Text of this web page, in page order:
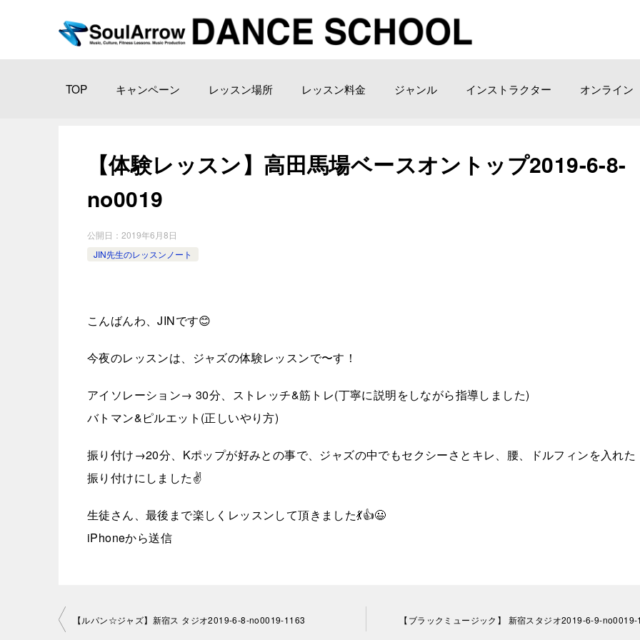
TOP キャンペーン レッスン場所 レッスン料金 ジャンル インストラクター オンライン
【体験レッスン】高田馬場ベースオントップ2019-6-8-
no0019
公開日： 2019年6月8日
JIN先生のレッスンノート
こんばんわ、JINです😊
今夜のレッスンは、ジャズの体験レッスンで〜す！
アイソレーション→ 30分、ストレッチ&筋トレ(丁寧に説明をしながら指導しました)
バトマン&ピルエット(正しいやり方)
振り付け→20分、Kポップが好みとの事で、ジャズの中でもセクシーさとキレ、腰、ドルフィンを入れた
振り付けにしました✌️
生徒さん、最後まで楽しくレッスンして頂きました💃👍😃
iPhoneから送信
投 【ルパン☆ジャズ】新宿ス タジオ2019-6-8-no0019-1163 【ブラックミュージック】 新宿スタジオ2019-6-9-